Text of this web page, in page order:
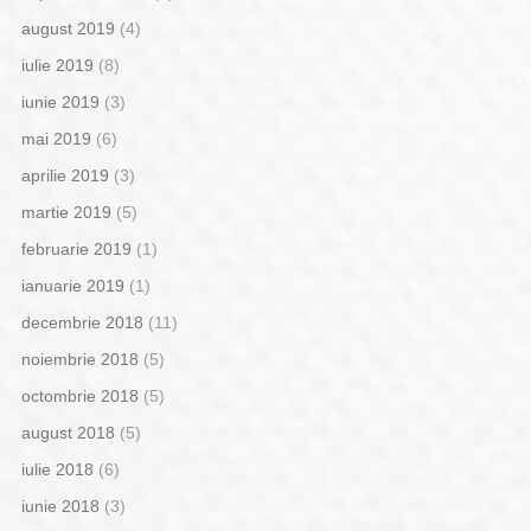
august 2019 (4)
iulie 2019 (8)
iunie 2019 (3)
mai 2019 (6)
aprilie 2019 (3)
martie 2019 (5)
februarie 2019 (1)
ianuarie 2019 (1)
decembrie 2018 (11)
noiembrie 2018 (5)
octombrie 2018 (5)
august 2018 (5)
iulie 2018 (6)
iunie 2018 (3)